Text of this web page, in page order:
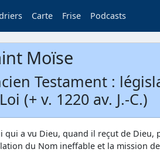
Carte Frise Podcasts
Moïse
Testament :
(+ v. 1220 av. J.-C.)
qui a vu Dieu, quand il reçut de Dieu,
du Nom ineffable et la mission